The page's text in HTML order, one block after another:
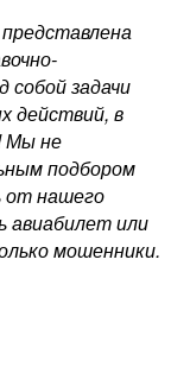
собой задачи
действий, в
Мы не
подбором
от нашего
авиабилет или
мошенники.